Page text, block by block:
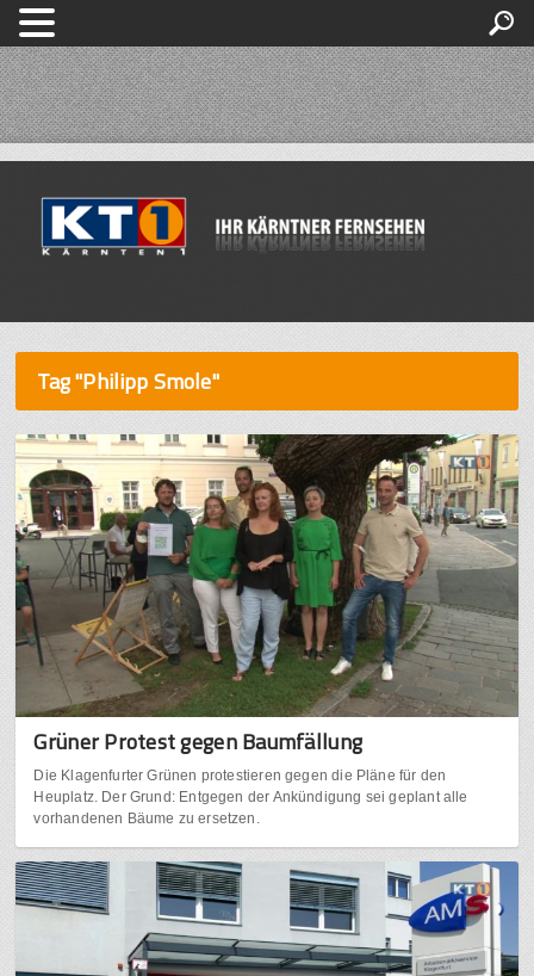
Tag "Philipp Smole"
Grüner Protest gegen Baumfällung
Die Klagenfurter Grünen protestieren gegen die Pläne für den
Heuplatz. Der Grund: Entgegen der Ankündigung sei geplant alle
vorhandenen Bäume zu ersetzen.